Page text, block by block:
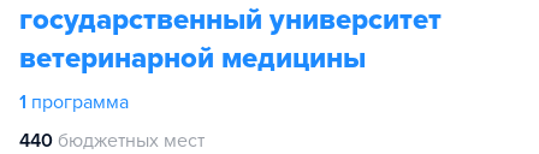
государственный университет
ветеринарной медицины
1 программа
440 бюджетных мест